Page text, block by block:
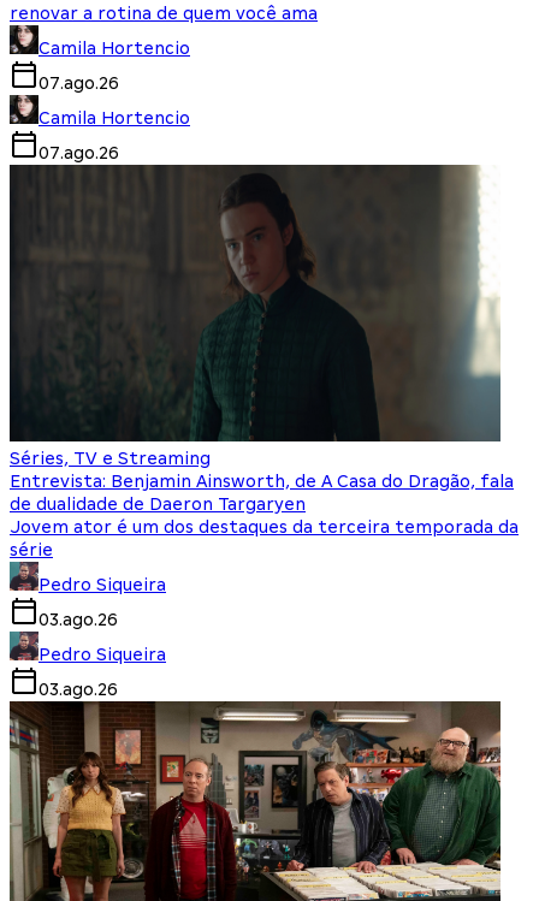
renovar a rotina de quem você ama
Camila Hortencio
07.ago.26
Camila Hortencio
07.ago.26
Séries, TV e Streaming
Entrevista: Benjamin Ainsworth, de A Casa do Dragão, fala
de dualidade de Daeron Targaryen
Jovem ator é um dos destaques da terceira temporada da
série
Pedro Siqueira
03.ago.26
Pedro Siqueira
03.ago.26